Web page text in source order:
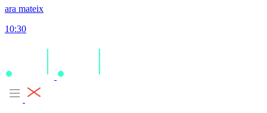
ara mateix
10:30